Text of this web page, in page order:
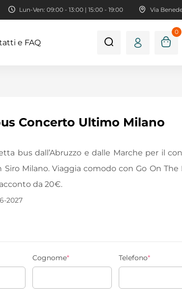
Lun-Ven: 09:00 - 13:00 | 15:00 - 19:00 Via
e FAQ
0
Concerto Ultimo Milano
bus dall’Abruzzo e dalle Marche per il
Siro Milano. Viaggia comodo con Go On The
da 20€.
2027
Cognome* Telefono*